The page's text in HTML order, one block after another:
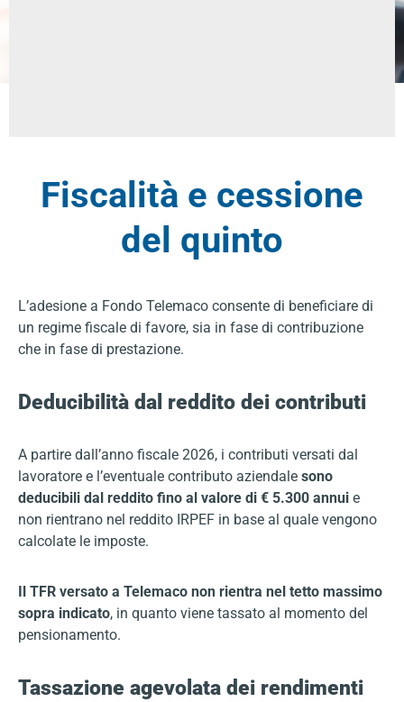
Fiscalità e cessione
del quinto
L’adesione a Fondo Telemaco consente di beneficiare di
un regime fiscale di favore, sia in fase di contribuzione
che in fase di prestazione.
Deducibilità dal reddito dei contributi
A partire dall’anno fiscale 2026, i contributi versati dal
lavoratore e l’eventuale contributo aziendale sono
deducibili dal reddito fino al valore di € 5.300 annui e
non rientrano nel reddito IRPEF in base al quale vengono
calcolate le imposte.
Il TFR versato a Telemaco non rientra nel tetto massimo
sopra indicato, in quanto viene tassato al momento del
pensionamento.
Tassazione agevolata dei rendimenti